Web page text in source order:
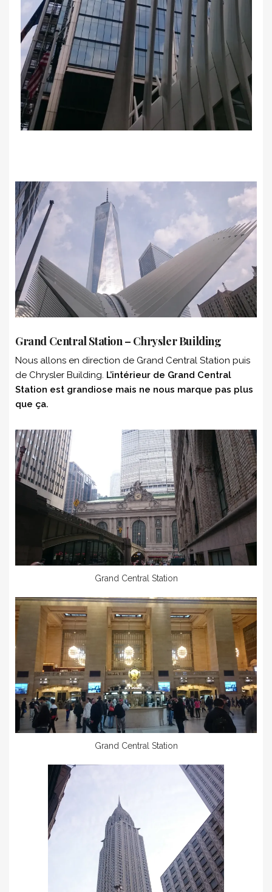
Grand Central Station – Chrysler Building
Nous allons en direction de Grand Central Station puis
de Chrysler Building. L’intérieur de Grand Central
Station est grandiose mais ne nous marque pas plus
que ça.
Grand Central Station
Grand Central Station